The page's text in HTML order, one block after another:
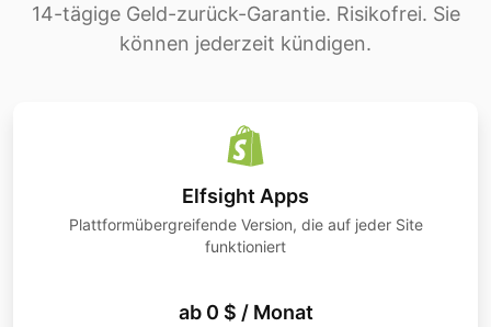
14-tägige Geld-zurück-Garantie. Risikofrei. Sie
können jederzeit kündigen.
Elfsight Apps
Plattformübergreifende Version, die auf jeder Site
funktioniert
ab 0 $ / Monat